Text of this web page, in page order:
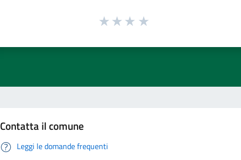
Contatta il comune
Leggi le domande frequenti